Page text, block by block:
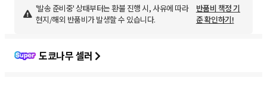
'발송 준비중' 상태부터는 환불 진행 시, 사유에 따라
현지/해외 반품비가 발생할 수 있습니다.
반품비 책정 기
준 확인하기!
도쿄나무 셀러